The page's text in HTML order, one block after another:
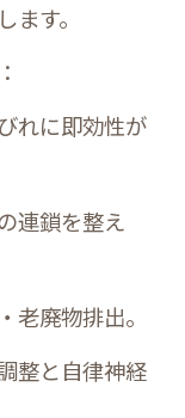
す。
れに即効性が
連鎖を整え
老廃物排出。
整と自律神経